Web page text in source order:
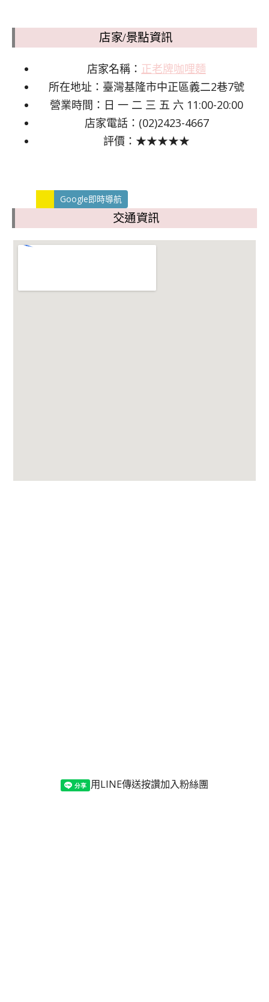
店家/景點資訊
店家名稱： 正老牌咖哩麵
所在地址：臺灣基隆市中正區義二2巷7號
營業時間：日 一 二 三 五 六 11:00-20:00
店家電話：(02)2423-4667
評價：★★★★★
Google即時導航
交通資訊
用LINE傳送按讚加入粉絲團